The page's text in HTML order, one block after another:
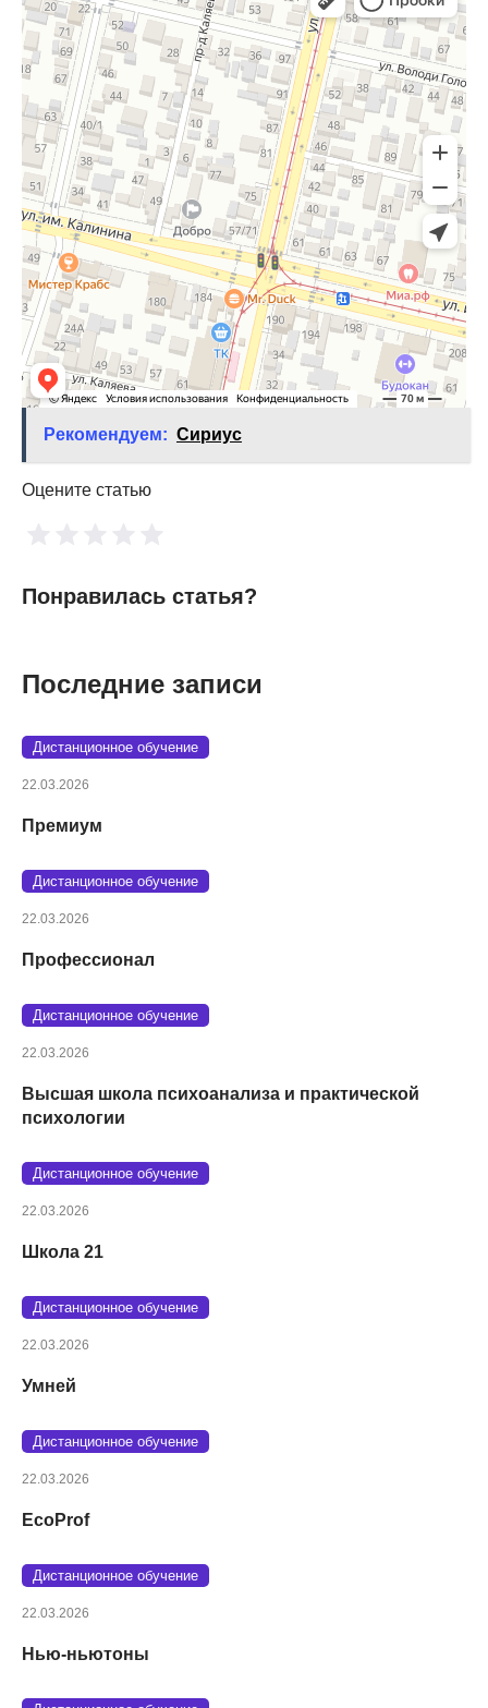
Рекомендуем: Сириус
Оцените статью
Понравилась статья?
Последние записи
Дистанционное обучение
22.03.2026
Премиум
Дистанционное обучение
22.03.2026
Профессионал
Дистанционное обучение
22.03.2026
Высшая школа психоанализа и практической
психологии
Дистанционное обучение
22.03.2026
Школа 21
Дистанционное обучение
22.03.2026
Умней
Дистанционное обучение
22.03.2026
EcoProf
Дистанционное обучение
22.03.2026
Нью-ньютоны